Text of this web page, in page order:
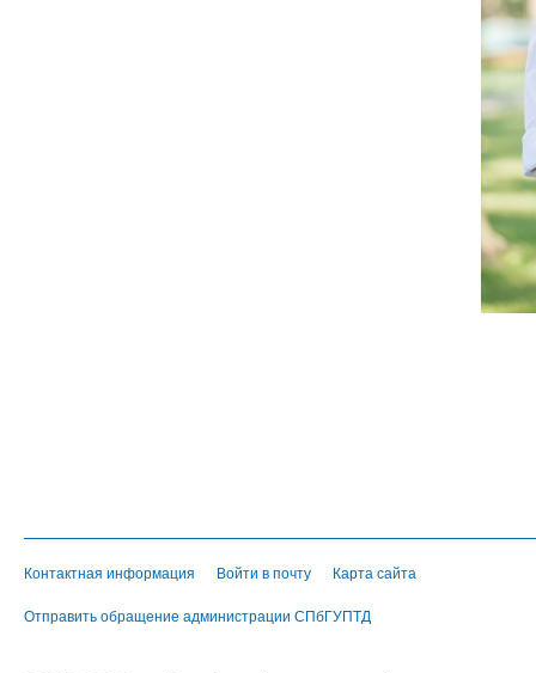
Контактная информация Войти в почту Карта сайта
Отправить обращение администрации СПбГУПТД